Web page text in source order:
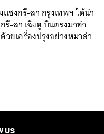
ชงกรี-ลา กรุงเทพฯ ได้นำ
รี-ลา เฉิงตู บินตรงมาทำ
ยเครื่องปรุงอย่างหมาล่า
US